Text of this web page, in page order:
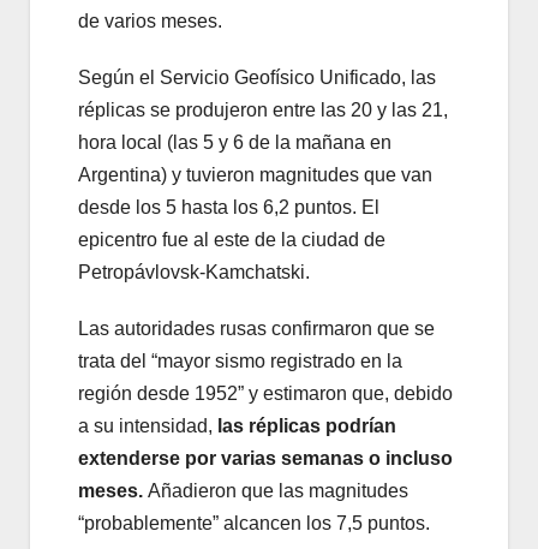
de varios meses.
Según el Servicio Geofísico Unificado, las
réplicas se produjeron entre las 20 y las 21,
hora local (las 5 y 6 de la mañana en
Argentina) y tuvieron magnitudes que van
desde los 5 hasta los 6,2 puntos. El
epicentro fue al este de la ciudad de
Petropávlovsk-Kamchatski.
Las autoridades rusas confirmaron que se
trata del “mayor sismo registrado en la
región desde 1952” y estimaron que, debido
a su intensidad, las réplicas podrían
extenderse por varias semanas o incluso
meses. Añadieron que las magnitudes
“probablemente” alcancen los 7,5 puntos.